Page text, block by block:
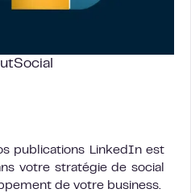
publications LinkedIn est
votre stratégie de social
de votre business.